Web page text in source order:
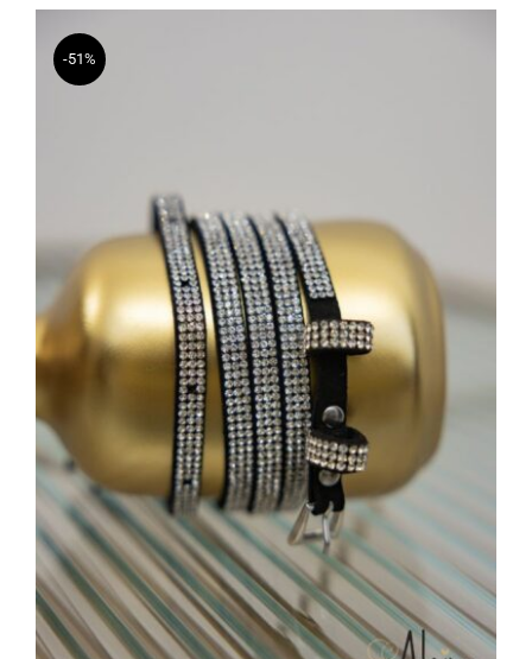
-51%
Cintura Brillante